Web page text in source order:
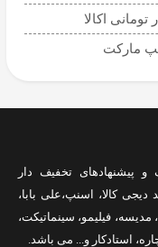
مارکت
و پیشنهادهای تخفیف دار
دیجی کالا، اسنپ،علی بابا،
، مدیسه، فیلیمو، سینماتیکت،
، استادکار و... می باشد.